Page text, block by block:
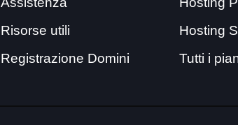
Risorse utili
Registrazione Domini
Hosting
Tutti i